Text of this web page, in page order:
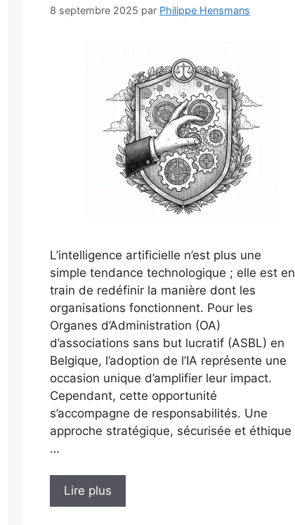
8 septembre 2025 par Philippe Hensmans
L’intelligence artificielle n’est plus une
simple tendance technologique ; elle est en
train de redéfinir la manière dont les
organisations fonctionnent. Pour les
Organes d’Administration (OA)
d’associations sans but lucratif (ASBL) en
Belgique, l’adoption de l’IA représente une
occasion unique d’amplifier leur impact.
Cependant, cette opportunité
s’accompagne de responsabilités. Une
approche stratégique, sécurisée et éthique
…
Lire plus